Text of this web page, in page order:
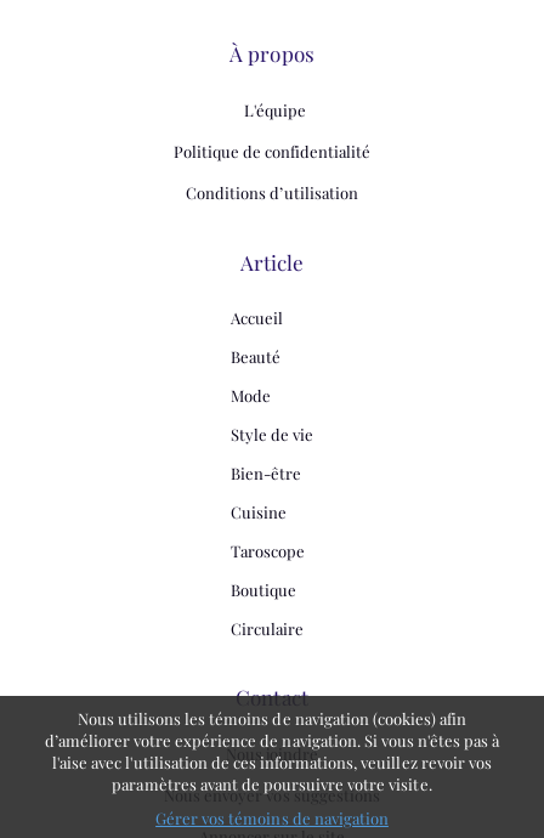
À propos
L'équipe
Politique de confidentialité
Conditions d’utilisation
Article
Accueil
Beauté
Mode
Style de vie
Bien-être
Cuisine
Taroscope
Boutique
Circulaire
Contact
Nous joindre
Nous envoyer vos suggestions
Nous utilisons les témoins de navigation (cookies) afin
d’améliorer votre expérience de navigation. Si vous n'êtes pas à
l'aise avec l'utilisation de ces informations, veuillez revoir vos
paramètres avant de poursuivre votre visite.
Gérer vos témoins de navigation